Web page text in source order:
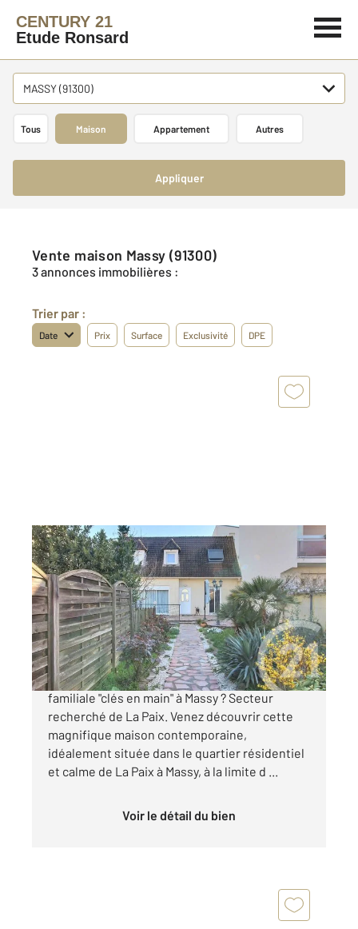
CENTURY 21
Etude Ronsard
MASSY (91300)
Tous Maison Appartement Autres
Appliquer
Vente maison Massy (91300)
3 annonces immobilières :
Trier par :
Date Prix Surface Exclusivité DPE
MASSY 91
110 m2, 6 pièces
Ref : 8931
Maison à vendre
460 000 €
Coup de coeur assuré : charmante maison
familiale "clés en main" à Massy ? Secteur
recherché de La Paix. Venez découvrir cette
magnifique maison contemporaine,
idéalement située dans le quartier résidentiel
et calme de La Paix à Massy, à la limite d ...
Voir le détail du bien